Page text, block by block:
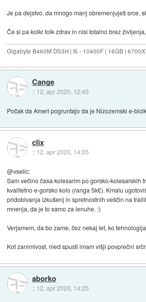
Je pa dejstvo, da mnogo manj obremenjuješ srce,
Če si pa kolkr tolk zdrav in nisi totalno brez
Gigabyte B460M DS3H | I5 - 10400F | 16GB |
Cange
:: 12. apr 2020, 12:45
Počak da Ameri pogruntajo da je Nizozemski e-
clix
:: 12. apr 2020, 14:05
@vselic:
Sam večino časa kolesarim po gorsko-kolesarskih
kvalitetno e-gorsko kolo (ranga 5k€). Kmalu
pridobivanja izkušenj in spretnostnih veščin na
mnenja, da je to samo za lenuhe. :)
Verjamem, da bo zame, čez nekaj let, ko
Kot zanimivost, med spusti imam višji povprečni
aborko
:: 12. apr 2020, 14:25